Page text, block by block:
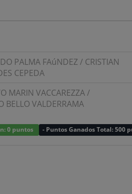
PALMA FAúNDEZ/ CRISTIAN
CEPEDA
MARIN VACCAREZZA/
BELLO VALDERRAMA
0 puntos - Puntos Ganados Total: 500